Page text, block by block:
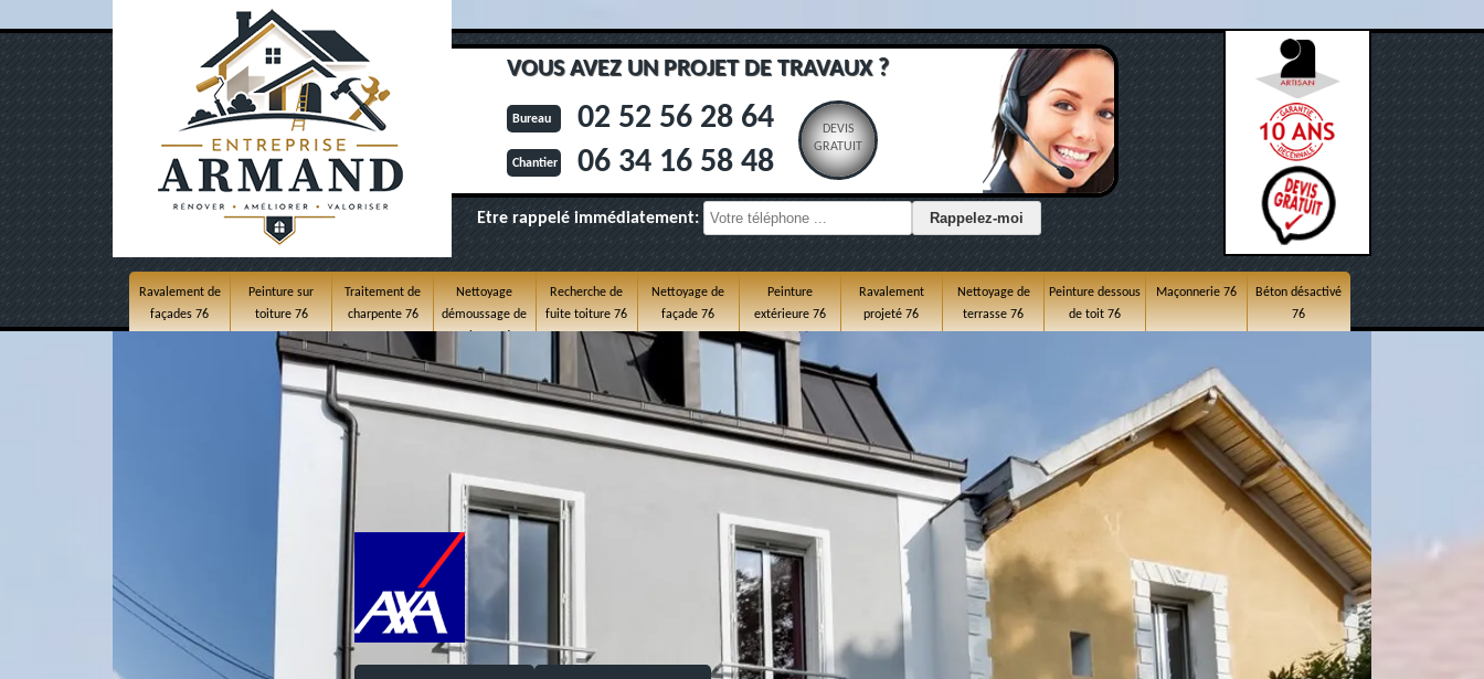
VOUS AVEZ UN PROJET DE TRAVAUX ?
Bureau 02 52 56 28 64
Chantier 06 34 16 58 48
DEVIS
GRATUIT
Etre rappelé immédiatement:
Ravalement de
façades 76
Peinture sur
toiture 76
Traitement de
charpente 76
Nettoyage
démoussage de
Recherche de
fuite toiture 76
Nettoyage de
façade 76
Peinture
extérieure 76
Ravalement
projeté 76
Nettoyage de
terrasse 76
Peinture dessous
de toit 76
Maçonnerie 76
Béton désactivé
76